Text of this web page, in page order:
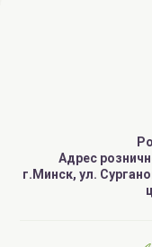
Адрес
г.Минск, ул.